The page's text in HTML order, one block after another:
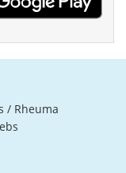
/ Rheuma